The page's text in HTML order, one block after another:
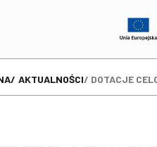
AKTUALNOŚCI DOTACJE